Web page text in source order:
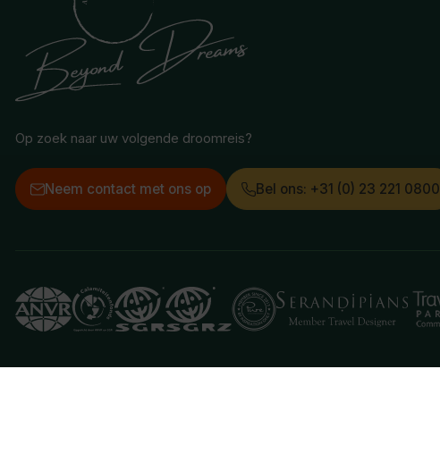
Op zoek naar uw volgende droomreis?
Neem contact met ons op Bel ons: +31 (0) 23 221 0800